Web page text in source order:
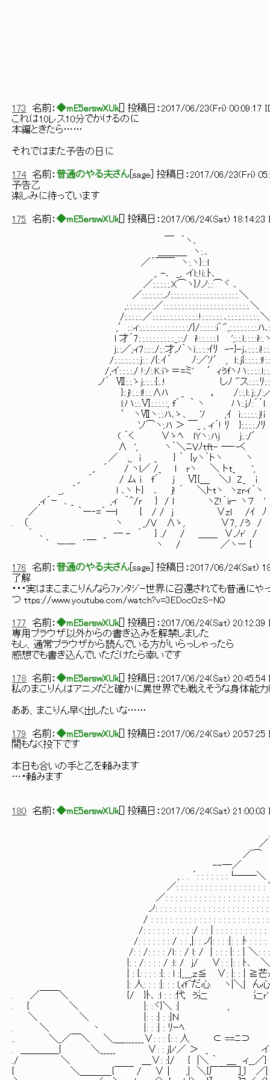
173 名前： ◆mE5erswXUk[ ] 投稿日： 2017/06/23(Fri) 00:09:17
これは10レス10分でかけるのに
本編ときたら……
それではまた予告の日に
174 名前： 普通のやる夫さん sage ] 投稿日： 2017/06/23(Fri)
予告乙
楽しみに待っています
175 名前： ◆mE5erswXUk[ ] 投稿日： 2017/06/24(Sat) 18:14:23
￣ ｀ヽ､
＿＿＿ ヽ:.､
／´￣￣ ヽ:.ヽ}:.:l
,. -､ _,. イl:.!i:.ﾄ､
／:.:.:.:.:.X⌒ヽ}ﾉノ:.:⌒ヾ ､
／:.:.:.:.:.:.ノ:.:.:.:.:.:.:.:.:.:.:.:.:.:.:.:.:.:.:.＼
,:.:.:.:.:.:.:.:／:.:.:.:.:.:.:.:.:.:.:.:.:.:.:.:.:.:.:.:.:.:.:.:.＼
/:.:.:.:.:.／:.:.:.:.:.:.:.:.:.:.:.:.:.!:.:.:.:.:.:.､:.:.:.:.:.:.:.:.:.＼
,′:.:ィ:.:.:.:.:.:.:.:.:.:.:.:.:.:/}/:.:.:.:.:i゛",:.:.:.:.:.:.:.:.ﾊ､
l 才´7:.:.:.:.:.:.:.:.:.:._:.:/ i!:.:.:.:.:.l ';:.:.l:.:.:.:i!:.ヽ
j:.:／;ィ7:.:.:./:.:才ノ｀ヽi:.:.:.:ｲﾘ -‐}-j､
/:.:.:.:.:.:.:.j:.: /{:.ｲ´ ﾉ:／ｿ′ ,
/,イ:.:.:.:./ !:/:.K:iゝ＝=ミ' ′ｨぅfヽハ
ノ´ Ⅶ:.:.ゝj:.:.:.:{:.:! しﾉ "ス:.:.:.ﾘ:.:.:ﾘ
}:.j!:.:.:l!:.:.∧ﾊ _ ， /:.:.l:.j:./:
l:ハ:.:.Ⅵ:.:.:.:.:, f´ ｀ ヽ ハ:.jﾉ:´´l
′ ヽⅦヽ:.:.ﾊ､ゝ､ ｿ ,ｲ i:.:.:.:.:.j!i
ソ⌒ヽ:.ﾊ ＞ ￣_ , ィ´! ﾘ }:.:.:.:.ﾉﾘ
( ｀く ∨ゝﾍ lYヽ:.ﾊj j:.:/′
∧ ', ヽ｀＼ﾆVﾉtft- ―‐-く
／ ,_ i _ } ｀ {yヽ｀トヽ ヽ
,. ´ / ヽl／ /_ l rヽ ＼ トt_ ',
,. ´ / ム i f´ j Ⅵ{＿ ＼l Z_ i
_,. ´ l ､ヽ ト} ､ j! ´ ＼トtヽ ヽzrィ｀ヽ
,ィ´ｰ ､ _ ,ィ ｀^/r } / l ヽZ!｀ir‐ ヽ７ '
／ ｀ー‐=´―l { / / j ∨zl /ｲ ﾉ
. （ ヽ _/V ∧ゝ, ∨7, /ぅ /
｀ ､ _ ― - ´ } ./ / ＿＿ ∨ノr' /
｀ ー― ´￣ ヽ / ／ヽー {
176 名前： 普通のやる夫さん sage ] 投稿日： 2017/06/24(Sat)
了解
・・・実はまこまこりんならﾌｧﾝﾀｼﾞｰ世界に召還されても普通にや
つ ttps://www.youtube.com/watch?v=3EDocOzS-NQ
177 名前： ◆mE5erswXUk[ ] 投稿日： 2017/06/24(Sat) 20:12:39
専用ブラウザ以外からの書き込みを解禁しました
もし、通常ブラウザから読んでいる方がいらっしゃったら
感想でも書き込んでいただけたら幸いです
178 名前： ◆mE5erswXUk[ ] 投稿日： 2017/06/24(Sat) 20:45:54
私のまこりんはアニメだと確かに異世界でも戦えそうな身体能
ああ、まこりん早く出したいな……
179 名前： ◆mE5erswXUk[ ] 投稿日： 2017/06/24(Sat) 20:57:25
間もなく投下です
本日も合いの手と乙を頼みます
…・頼みます
180 名前： ◆mE5erswXUk[ ] 投稿日： 2017/06/24(Sat) 21:00:03
／ ＼
／⌒ ＼
--―／ }_ｌ
, . . ´: : : : : : :└──＼ /
／: : : : : : : : : : : : : : : : : : : ＼{_ |
／: : : : : : : : : : : : : : : : : : : : : : :
ノ: : : : : : : : : : : : : : : : : : : : : : :
/ : : : : : : : : : : : : : : : : : : : : : : : : : :
/: : : : : : : : : : :/ : : | : : : : : : : : : :
/: : : : : : : / : : ,|: : ノ|: : : :|: : :ﾄ : : : : |: : :
/: : /: : : : /ｌ: : / l: / | : : : |: :│＼: : :| : : : :
|: : /: : : : / :l: / j/ ∨: : |: : ﾄ､ ＼|
| : {: : : : :{: : l :|___,ｚ≦ ∨: |: : | ≧芒
|: 人: : : :|: : : l,ｨｆ^だ心 ヽ|＼| ん
. ／￣￣＼ {/ }ﾄ､ :l : : :代 ぅ辷
. { ＼ |: :ヾ}＼ :| , j
＼ ＼ |: : :| : :|Ｎ /,
. ＼ 丶 |: : :| : ﾘｰﾍ /ｰ
.. ＼_／￣＼ ＼＿_______∨: : : {: : 人 ⊂
. ＿＿＿＿{ ＼_____ ∨: : jﾚ'／ ＞ _ イ ∧｀|: : :
./ ＼ ＿∨: :{/ { |＼ ｀ ＿
{ ＼＿＿＿_{￣￣ / ∨ | ,| ＼{厂￣